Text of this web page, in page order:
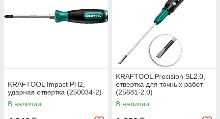
KRAFTOOL Impact PH2,
ударная отвертка (250034-2)
В наличии
KRAFTOOL Precision SL2.0,
отвертка для точных работ
(25681-2.0)
В наличии